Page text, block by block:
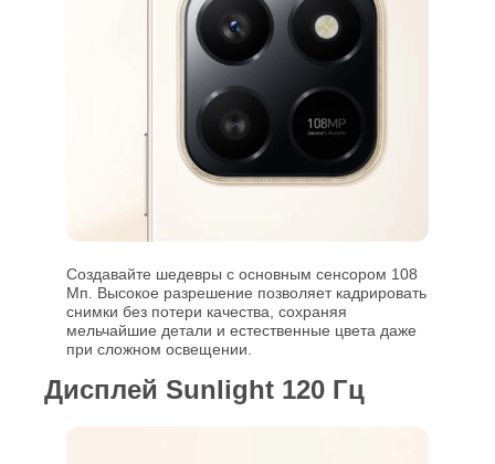
Создавайте шедевры с основным сенсором 108
Мп. Высокое разрешение позволяет кадрировать
снимки без потери качества, сохраняя
мельчайшие детали и естественные цвета даже
при сложном освещении.
Дисплей Sunlight 120 Гц